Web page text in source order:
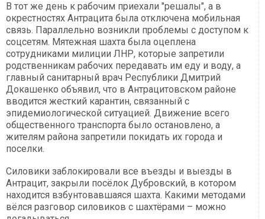
В тот же день к рабочим приехали "решалы", а в
окрестностях Антрацита была отключена мобильная
связь. Параллельно возникли проблемы с доступом к
соцсетям. Мятежная шахта была оцеплена
сотрудниками милиции ЛНР, которые запретили
родственникам рабочих передавать им еду и воду, а
главный санитарный врач Республики Дмитрий
Докашенко объявил, что в Антрацитовском районе
вводится жесткий карантин, связанный с
эпидемиологической ситуацией. Движение всего
общественного транспорта было остановлено, а
жителям района запретили покидать их города и
поселки.
Силовики заблокировали все въезды и выезды в
Антрацит, закрыли посёлок Дубровский, в котором
находится взбунтовавшаяся шахта. Какими методами
вёлся разговор силовиков с шахтёрами – можно